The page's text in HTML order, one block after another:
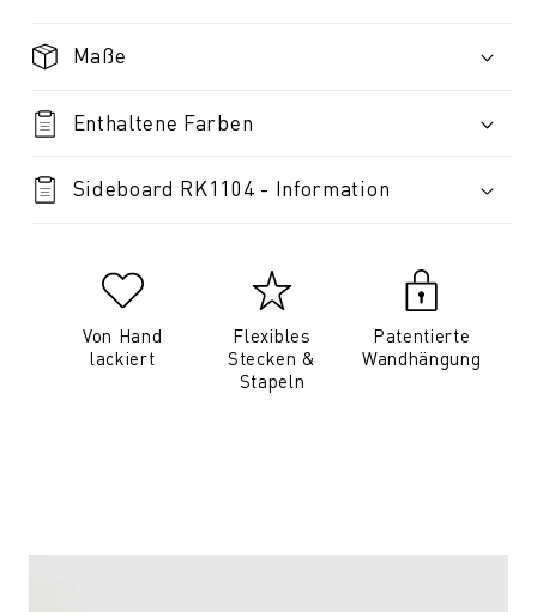
Maße
Enthaltene Farben
Sideboard RK1104 - Information
Von Hand
lackiert
Flexibles
Stecken &
Stapeln
Patentierte
Wandhängung